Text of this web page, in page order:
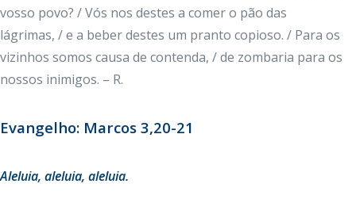
vosso povo? / Vós nos destes a comer o pão das
lágrimas, / e a beber destes um pranto copioso. / Para os
vizinhos somos causa de contenda, / de zombaria para os
nossos inimigos. – R.
Evangelho: Marcos 3,20-21
Aleluia, aleluia, aleluia.